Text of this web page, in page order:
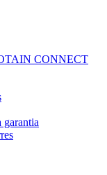
CONNECT
garantia